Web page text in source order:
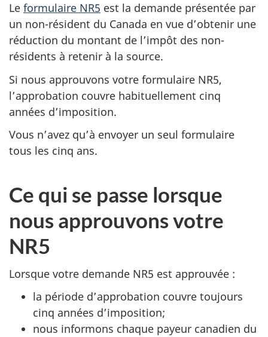
Le formulaire NR5 est la demande présentée par
un non-résident du Canada en vue d’obtenir une
réduction du montant de l’impôt des non-
résidents à retenir à la source.
Si nous approuvons votre formulaire NR5,
l’approbation couvre habituellement cinq
années d’imposition.
Vous n’avez qu’à envoyer un seul formulaire
tous les cinq ans.
Ce qui se passe lorsque
nous approuvons votre
NR5
Lorsque votre demande NR5 est approuvée :
la période d’approbation couvre toujours
cinq années d’imposition;
nous informons chaque payeur canadien du